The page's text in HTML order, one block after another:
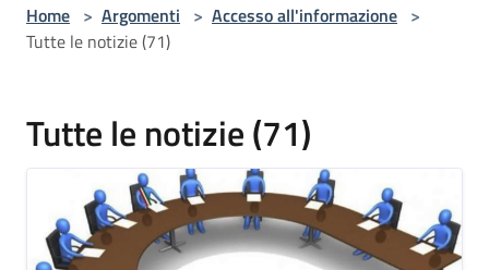
Home > Argomenti > Accesso all'informazione >
Tutte le notizie (71)
Tutte le notizie (71)